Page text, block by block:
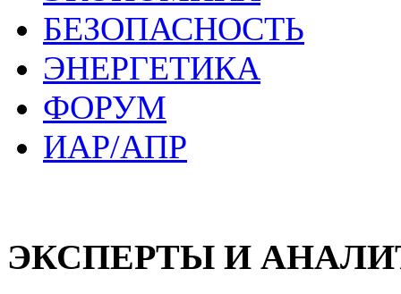
БЕЗОПАСНОСТЬ
ЭНЕРГЕТИКА
ФОРУМ
ИАР/АПР
ЭКСПЕРТЫ И